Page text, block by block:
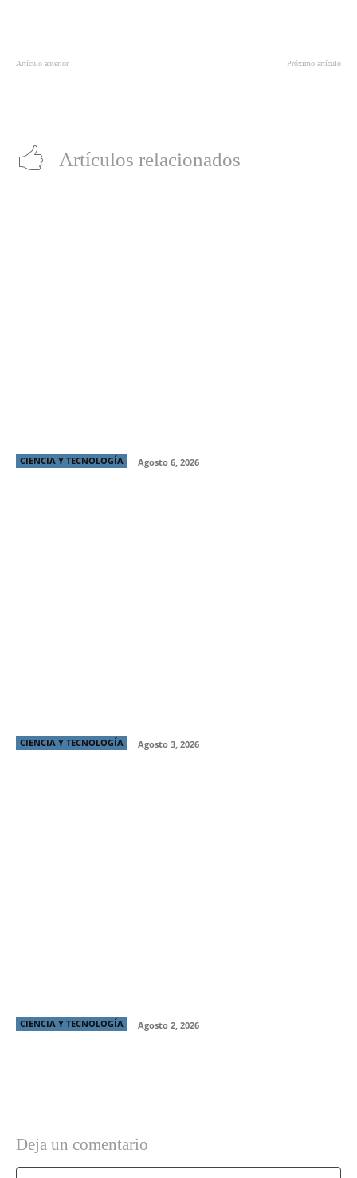
Artículo anterior Próximo artículo
Artículos relacionados
CIENCIA Y TECNOLOGÍA Agosto 6, 2026
CIENCIA Y TECNOLOGÍA Agosto 3, 2026
CIENCIA Y TECNOLOGÍA Agosto 2, 2026
Deja un comentario